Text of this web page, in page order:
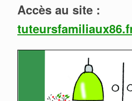
Accès au site :